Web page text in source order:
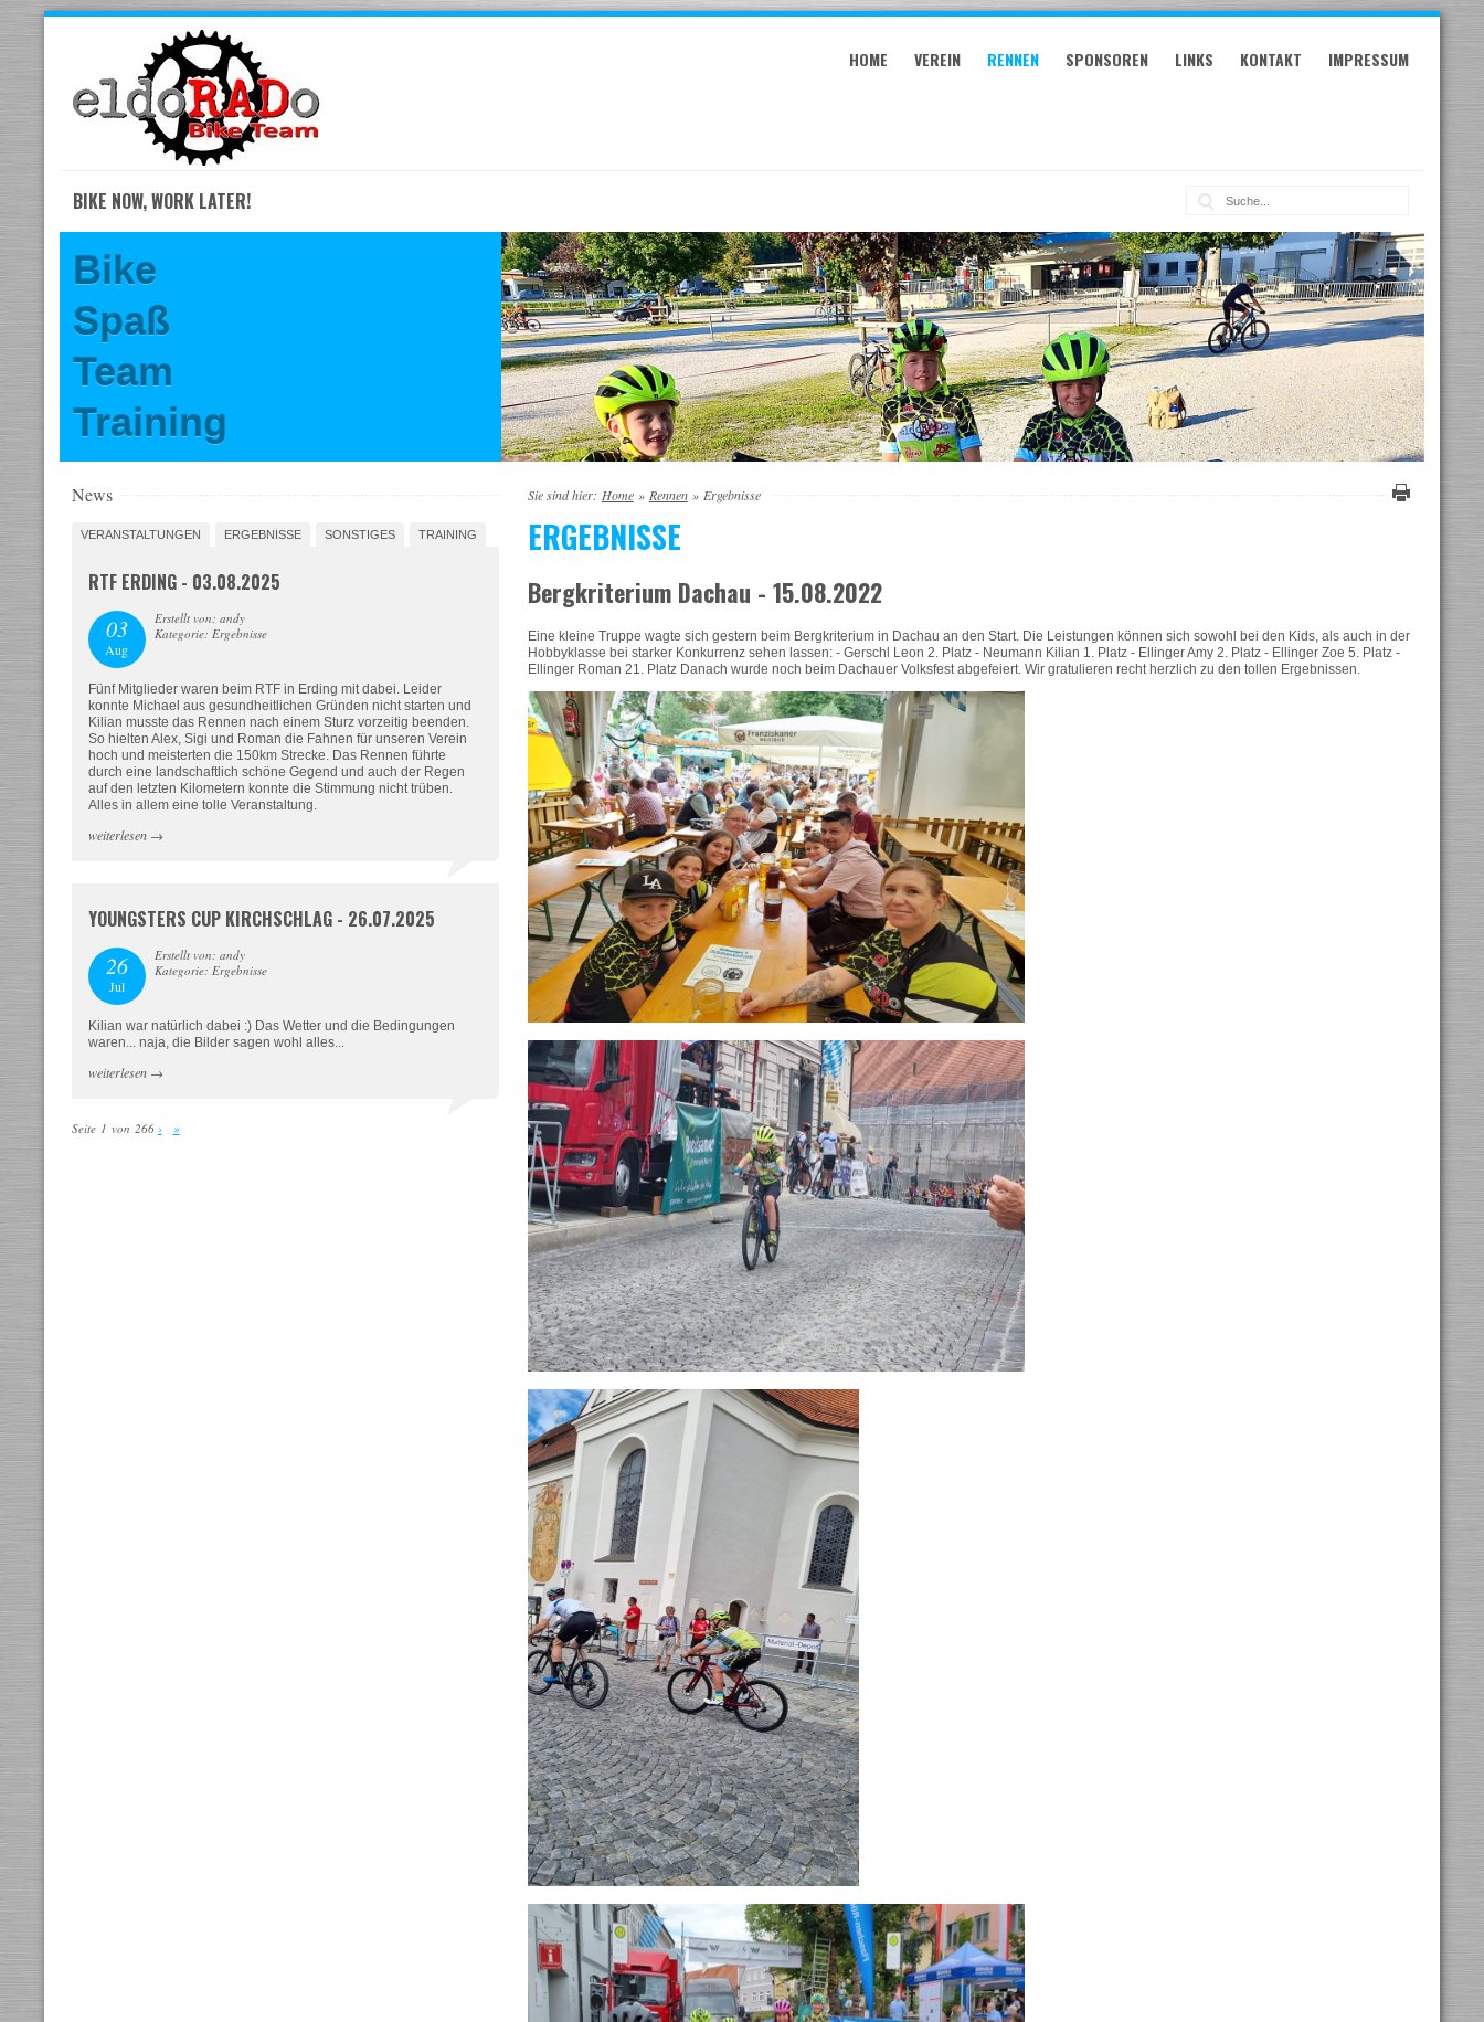
content
HOME VEREIN RENNEN SPONSOREN LINKS KONTAKT IMPRESSUM
BIKE NOW, WORK LATER! Suche:
Bike
Spaß
Team
Training
Sie sind hier: Home » Rennen » Ergebnisse
ERGEBNISSE
Bergkriterium Dachau - 15.08.2022
Eine kleine Truppe wagte sich gestern beim Bergkriterium in Dachau an den Start. Die Leistungen können sich sowohl bei den Kids, als auch in der
Hobbyklasse bei starker Konkurrenz sehen lassen: - Gerschl Leon 2. Platz - Neumann Kilian 1. Platz - Ellinger Amy 2. Platz - Ellinger Zoe 5. Platz -
Ellinger Roman 21. Platz Danach wurde noch beim Dachauer Volksfest abgefeiert. Wir gratulieren recht herzlich zu den tollen Ergebnissen.
News
VERANSTALTUNGEN ERGEBNISSE SONSTIGES TRAINING
RTF ERDING - 03.08.2025
03
Aug
Erstellt von: andy
Kategorie: Ergebnisse
Fünf Mitglieder waren beim RTF in Erding mit dabei. Leider
konnte Michael aus gesundheitlichen Gründen nicht starten und
Kilian musste das Rennen nach einem Sturz vorzeitig beenden.
So hielten Alex, Sigi und Roman die Fahnen für unseren Verein
hoch und meisterten die 150km Strecke. Das Rennen führte
durch eine landschaftlich schöne Gegend und auch der Regen
auf den letzten Kilometern konnte die Stimmung nicht trüben.
Alles in allem eine tolle Veranstaltung.
weiterlesen→
YOUNGSTERS CUP KIRCHSCHLAG - 26.07.2025
26
Jul
Erstellt von: andy
Kategorie: Ergebnisse
Kilian war natürlich dabei :) Das Wetter und die Bedingungen
waren... naja, die Bilder sagen wohl alles...
weiterlesen→
Seite 1 von 266 › »